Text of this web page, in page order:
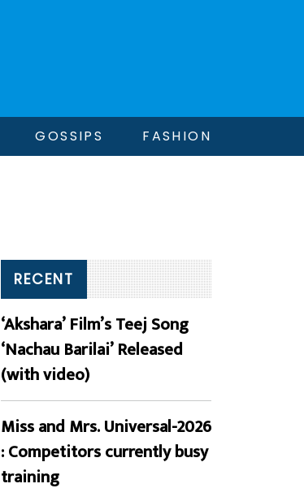
GOSSIPS FASHION
RECENT
‘Akshara’ Film’s Teej Song
‘Nachau Barilai’ Released
(with video)
Miss and Mrs. Universal-2026
: Competitors currently busy
training